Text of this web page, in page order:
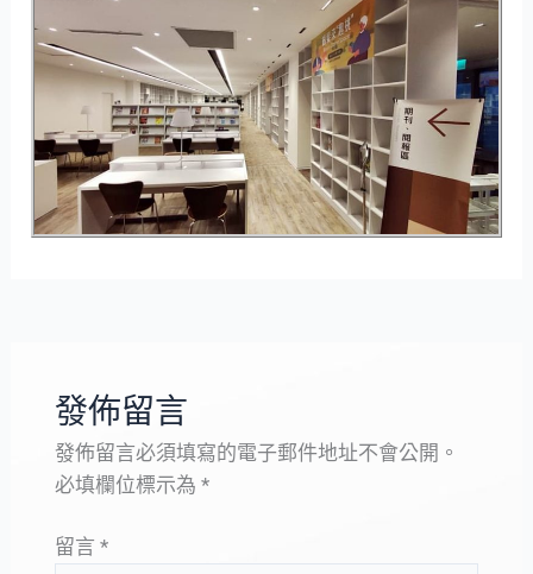
發佈留言
發佈留言必須填寫的電子郵件地址不會公開。
必填欄位標示為 *
留言 *